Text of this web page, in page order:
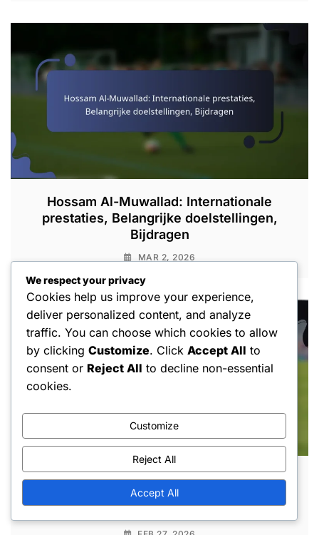
Hossam Al-Muwallad: Internationale
prestaties, Belangrijke doelstellingen,
Bijdragen
MAR 2, 2026
Abdullah Al-Mayouf: Internationale
prestaties, Belangrijke reddingen,
We respect your privacy
Cookies help us improve your experience,
deliver personalized content, and analyze
traffic. You can choose which cookies to allow
by clicking Customize. Click Accept All to
consent or Reject All to decline non-essential
cookies.
Customize
Reject All
Accept All